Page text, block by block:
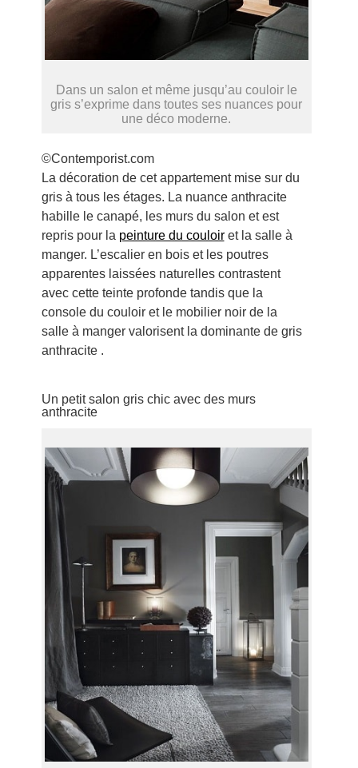
Dans un salon et même jusqu’au couloir le
gris s’exprime dans toutes ses nuances pour
une déco moderne.
©Contemporist.com
La décoration de cet appartement mise sur du
gris à tous les étages. La nuance anthracite
habille le canapé, les murs du salon et est
repris pour la peinture du couloiret la salle à
manger. L’escalier en bois et les poutres
apparentes laissées naturelles contrastent
avec cette teinte profonde tandis que la
console du couloir et le mobilier noir de la
salle à manger valorisent la dominante de gris
anthracite .
Un petit salon gris chic avec des murs
anthracite